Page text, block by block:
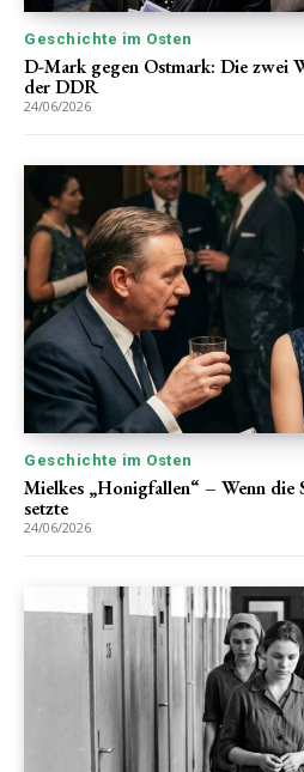
Geschichte im Osten
D-Mark gegen Ostmark: Die zwei
der DDR
24/06/2026
Geschichte im Osten
Mielkes „Honigfallen“ – Wenn die
setzte
24/06/2026